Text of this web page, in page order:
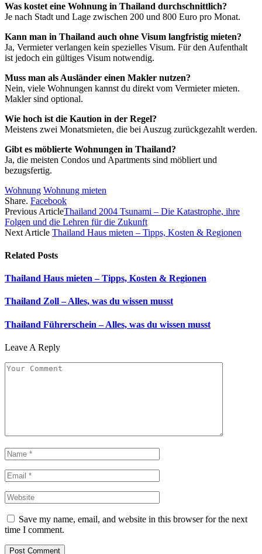
Was kostet eine Wohnung in Thailand durchschnittlich?
Je nach Stadt und Lage zwischen 200 und 800 Euro pro Monat.
Kann man in Thailand auch ohne Visum langfristig mieten?
Ja, Vermieter verlangen kein spezielles Visum. Für den Aufenthalt
ist jedoch ein gültiges Visum notwendig.
Muss man als Ausländer einen Makler nutzen?
Nein, viele Wohnungen kannst du direkt vom Vermieter mieten.
Makler sind optional.
Wie hoch ist die Kaution in der Regel?
Meistens zwei Monatsmieten, die bei Auszug zurückgezahlt werden.
Gibt es möblierte Wohnungen in Thailand?
Ja, die meisten Condos und Apartments sind möbliert und
bezugsfertig.
Wohnung Wohnung mieten
Share. Facebook
Previous ArticleThailand 2004 Tsunami – Die Katastrophe, ihre
Folgen und die Lehren für die Zukunft
Next Article Thailand Haus mieten – Tipps, Kosten & Regionen
Related Posts
Thailand Haus mieten – Tipps, Kosten & Regionen
Thailand Zoll – Alles, was du wissen musst
Thailand Führerschein – Alles, was du wissen musst
Leave A Reply
Save my name, email, and website in this browser for the next
time I comment.